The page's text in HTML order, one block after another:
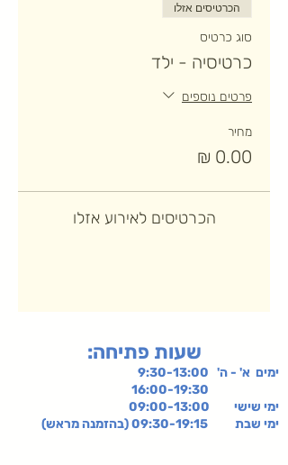
הכרטיסים אזלו
סוג כרטיס
כרטיסיה - ילד
פרטים נוספים
מחיר
הכרטיסים לאירוע אזלו
:שעות פתיחה
ימים א' - ה' 9:30-13:00
ימי שישי 09:00-13:00
ימי שבת 09:30-19:15 (בהזמנה מראש)